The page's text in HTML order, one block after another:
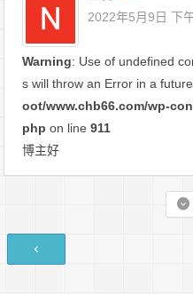
2022年5月9日 下
Warning: Use of undefined
s will throw an Error in a
oot/www.chb66.com/wp-
php on line911
博主好
论